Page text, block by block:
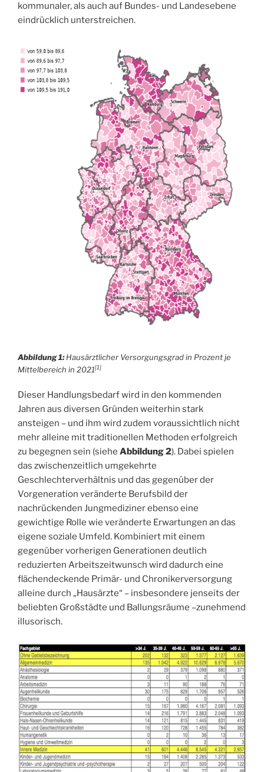
kommunaler, als auch auf Bundes- und Landesebene
eindrücklich unterstreichen.
Abbildung 1:Hausärztlicher Versorgungsgrad in Prozent je
Mittelbereich in 2021[1]
Dieser Handlungsbedarf wird in den kommenden
Jahren aus diversen Gründen weiterhin stark
ansteigen – und ihm wird zudem voraussichtlich nicht
mehr alleine mit traditionellen Methoden erfolgreich
zu begegnen sein (siehe Abbildung 2). Dabei spielen
das zwischenzeitlich umgekehrte
Geschlechterverhältnis und das gegenüber der
Vorgeneration veränderte Berufsbild der
nachrückenden Jungmediziner ebenso eine
gewichtige Rolle wie veränderte Erwartungen an das
eigene soziale Umfeld. Kombiniert mit einem
gegenüber vorherigen Generationen deutlich
reduzierten Arbeitszeitwunsch wird dadurch eine
flächendeckende Primär- und Chronikerversorgung
alleine durch „Hausärzte“ – insbesondere jenseits der
beliebten Großstädte und Ballungsräume –zunehmend
illusorisch.